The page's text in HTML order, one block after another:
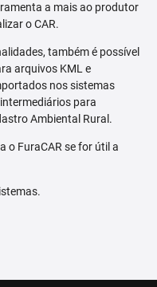
a mais ao produtor
o CAR.
também é possível
arquivos KML e
nos sistemas
para
Ambiental Rural.
o FuraCAR se for útil a